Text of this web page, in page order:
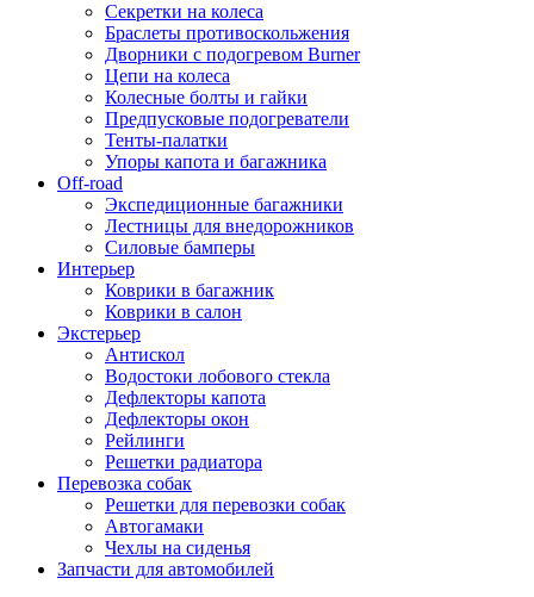
Секретки на колеса
Браслеты противоскольжения
Дворники с подогревом Burner
Цепи на колеса
Колесные болты и гайки
Предпусковые подогреватели
Тенты-палатки
Упоры капота и багажника
Off-road
Экспедиционные багажники
Лестницы для внедорожников
Силовые бамперы
Интерьер
Коврики в багажник
Коврики в салон
Экстерьер
Антискол
Водостоки лобового стекла
Дефлекторы капота
Дефлекторы окон
Рейлинги
Решетки радиатора
Перевозка собак
Решетки для перевозки собак
Автогамаки
Чехлы на сиденья
Запчасти для автомобилей